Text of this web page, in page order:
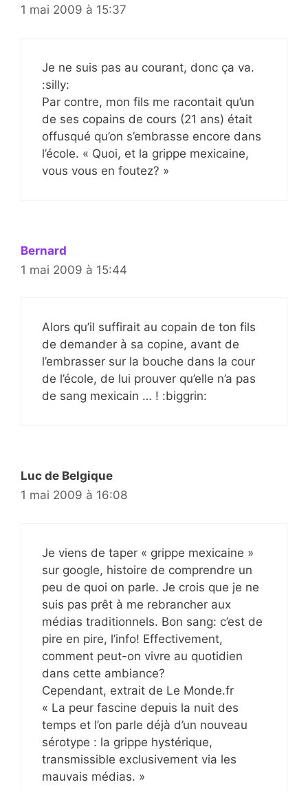
1 mai 2009 à 15:37
Je ne suis pas au courant, donc ça va.
:silly:
Par contre, mon fils me racontait qu’un
de ses copains de cours (21 ans) était
offusqué qu’on s’embrasse encore dans
l’école. « Quoi, et la grippe mexicaine,
vous vous en foutez? »
Bernard
1 mai 2009 à 15:44
Alors qu’il suffirait au copain de ton fils
de demander à sa copine, avant de
l’embrasser sur la bouche dans la cour
de l’école, de lui prouver qu’elle n’a pas
de sang mexicain … ! :biggrin:
Luc de Belgique
1 mai 2009 à 16:08
Je viens de taper « grippe mexicaine »
sur google, histoire de comprendre un
peu de quoi on parle. Je crois que je ne
suis pas prêt à me rebrancher aux
médias traditionnels. Bon sang: c’est de
pire en pire, l’info! Effectivement,
comment peut-on vivre au quotidien
dans cette ambiance?
Cependant, extrait de Le Monde.fr
« La peur fascine depuis la nuit des
temps et l’on parle déjà d’un nouveau
sérotype : la grippe hystérique,
transmissible exclusivement via les
mauvais médias. »